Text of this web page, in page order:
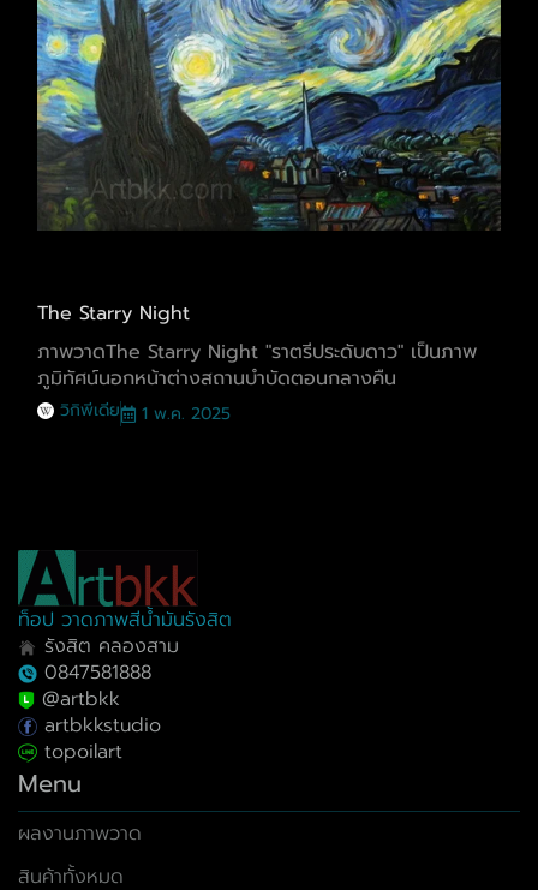
The Starry Night
ภาพวาดThe Starry Night "ราตรีประดับดาว" เป็นภาพ
ภูมิทัศน์นอกหน้าต่างสถานบำบัดตอนกลางคืน
วิกิพีเดีย 1 พ.ค. 2025
ท็อป วาดภาพสีน้ำมันรังสิต
รังสิต คลองสาม
0847581888
@artbkk
artbkkstudio
topoilart
Menu
ผลงานภาพวาด
สินค้าทั้งหมด